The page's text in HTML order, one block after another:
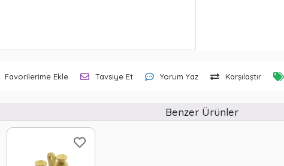
Favorilerime Ekle Tavsiye Et Yorum Yaz Karşılaştır
Benzer Ürünler